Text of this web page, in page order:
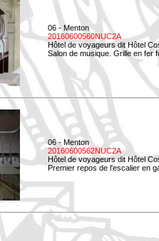
06 - Menton
20160600560NUC2A
Hôtel de voyageurs dit Hôtel
Salon de musique. Grille en fer
06 - Menton
20160600562NUC2A
Hôtel de voyageurs dit Hôtel
Premier repos de l'escalier en